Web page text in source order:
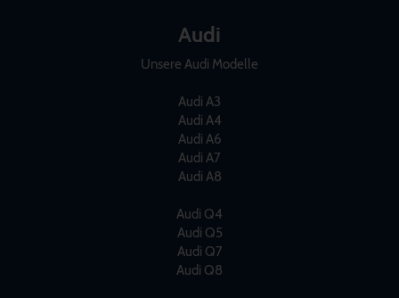
Audi
Unsere Audi Modelle
Audi A3
Audi A4
Audi A6
Audi A7
Audi A8
Audi Q4
Audi Q5
Audi Q7
Audi Q8